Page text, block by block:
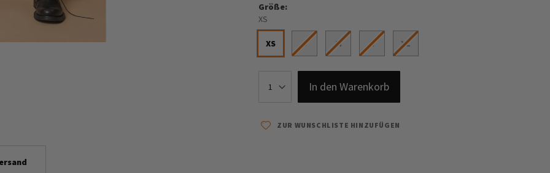
Größe
XS
XS S M L XL
In den Warenkorb
ZUR WUNSCHLISTE HINZUFÜGEN